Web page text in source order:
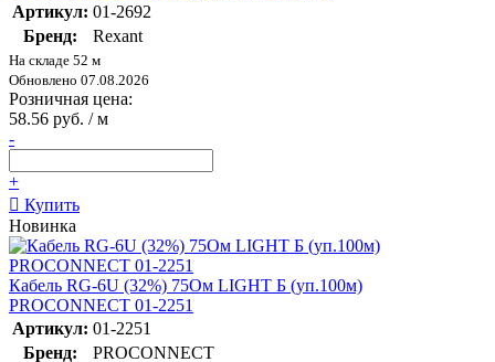
Артикул: 01-2692
Бренд:
Rexant
На складе 52 м
Обновлено 07.08.2026
Розничная цена:
58.56 руб. / м
-
+
Купить
Новинка
Кабель RG-6U (32%) 75Ом LIGHT Б (уп.100м)
PROCONNECT 01-2251
Артикул: 01-2251
Бренд:
PROCONNECT